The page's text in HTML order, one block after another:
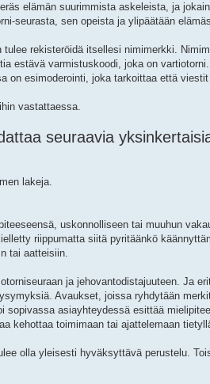
elämän suurimmista askeleista, ja
seurasta, sen opeista ja ylipäätään
rekisteröidä itsellesi nimimerkki.
estävä varmistuskoodi, joka on
on esimoderointi, joka tarkoittaa että
vastattaessa.
seuraavia
lakeja.
uskonnolliseen tai muuhun
riippumatta siitä pyritäänkö
tai aatteisiin.
ja jehovantodistajuuteen. Ja
Avaukset, joissa ryhdytään
sopivassa asiayhteydessä esittää
kehottaa toimimaan tai ajattelemaan
olla yleisesti hyväksyttävä perustelu.